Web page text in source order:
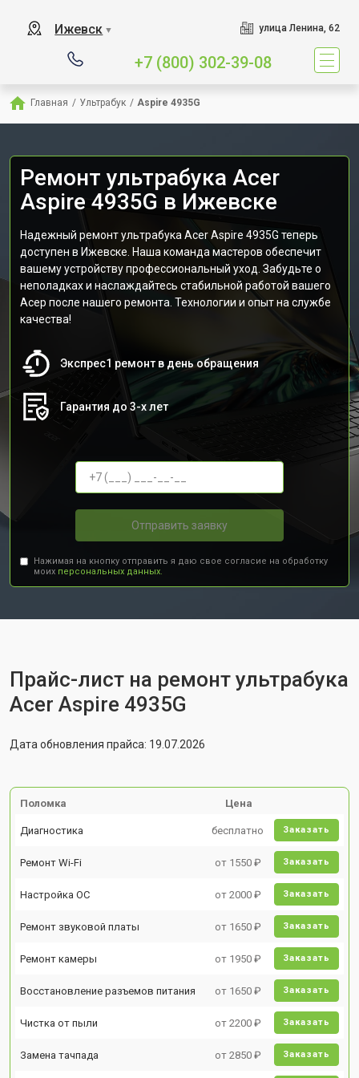
Ижевск ▼ улица Ленина, 62
+7 (800) 302-39-08
Главная / Ультрабук / Aspire 4935G
Ремонт ультрабука Acer
Aspire 4935G в Ижевске
Надежный ремонт ультрабука Acer Aspire 4935G теперь
доступен в Ижевске. Наша команда мастеров обеспечит
вашему устройству профессиональный уход. Забудьте о
неполадках и наслаждайтесь стабильной работой вашего
Асер после нашего ремонта. Технологии и опыт на службе
качества!
Экспрес1 ремонт в день обращения
Гарантия до 3-х лет
Отправить заявку
Нажимая на кнопку отправить я даю свое согласие на обработку
моих персональных данных.
Прайс-лист на ремонт ультрабука
Acer Aspire 4935G
Дата обновления прайса: 19.07.2026
Поломка Цена
Диагностика бесплатно Заказать
Ремонт Wi-Fi от 1550 ₽ Заказать
Настройка ОС от 2000 ₽ Заказать
Ремонт звуковой платы от 1650 ₽ Заказать
Ремонт камеры от 1950 ₽ Заказать
Восстановление разъемов питания от 1650 ₽ Заказать
Чистка от пыли от 2200 ₽ Заказать
Замена тачпада от 2850 ₽ Заказать